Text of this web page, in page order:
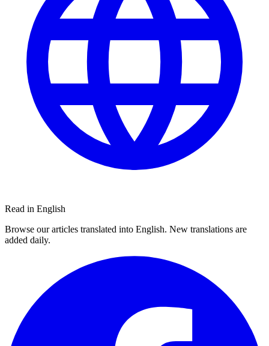
Read in English
Browse our articles translated into English. New translations are
added daily.